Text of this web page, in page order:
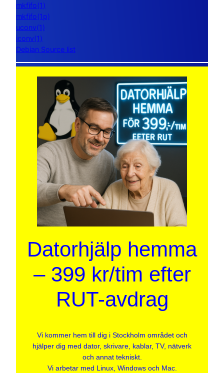
mkfifo(1)
mkfifo(1p)
uconv(1)
iconv(1)
Debian Source list
Datorhjälp hemma
– 399 kr/tim efter
RUT-avdrag
Vi kommer hem till dig i Stockholm området och
hjälper dig med dator, skrivare, kablar, TV, nätverk
och annat tekniskt.
Vi arbetar med Linux, Windows och Mac.